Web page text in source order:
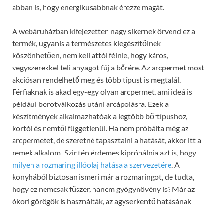
abban is, hogy energikusabbnak érezze magát.
A webáruházban kifejezetten nagy sikernek örvend ez a
termék, ugyanis a természetes kiegészítőinek
köszönhetően, nem kell attól félnie, hogy káros,
vegyszerekkel teli anyagot fúj a bőrére. Az arcpermet most
akciósan rendelhető meg és több típust is megtalál.
Férfiaknak is akad egy-egy olyan arcpermet, ami ideális
például borotválkozás utáni arcápolásra. Ezek a
készítmények alkalmazhatóak a legtöbb bőrtípushoz,
kortól és nemtől függetlenül. Ha nem próbálta még az
arcpermetet, de szeretné tapasztalni a hatását, akkor itt a
remek alkalom! Szintén érdemes kipróbálnia azt is, hogy
milyen a rozmaring illóolaj hatása a szervezetére. A
konyhából biztosan ismeri már a rozmaringot, de tudta,
hogy ez nemcsak fűszer, hanem gyógynövény is? Már az
ókori görögök is használták, az agyserkentő hatásának